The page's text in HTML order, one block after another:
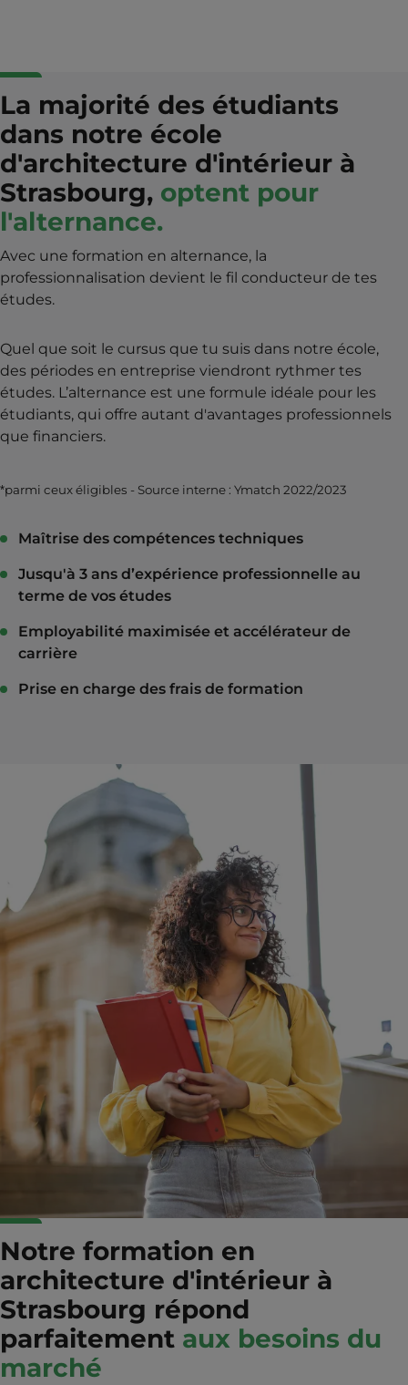
La majorité des étudiants
dans notre école
d'architecture d'intérieur à
Strasbourg, optent pour
l'alternance.
Avec une formation en alternance, la
professionnalisation devient le fil conducteur de tes
études.
Quel que soit le cursus que tu suis dans notre école,
des périodes en entreprise viendront rythmer tes
études. L’alternance est une formule idéale pour les
étudiants, qui offre autant d'avantages professionnels
que financiers.
*parmi ceux éligibles - Source interne : Ymatch 2022/2023
Maîtrise des compétences techniques
Jusqu'à 3 ans d’expérience professionnelle au
terme de vos études
Employabilité maximisée et accélérateur de
carrière
Prise en charge des frais de formation
Notre formation en
architecture d'intérieur à
Strasbourg répond
parfaitement aux besoins du
marché